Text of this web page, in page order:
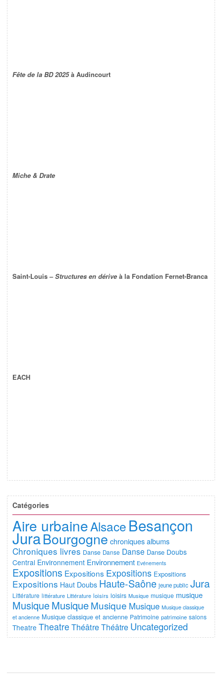
Fête de la BD 2025à Audincourt
Miche & Drate
Saint-Louis –Structures en dérive à la Fondation Fernet-Branca
EACH
Catégories
Aire urbaineAlsace Besançon
JuraBourgogne chroniques albums
Chroniques livres Danse Danse Danse Danse Doubs
Central Environnement Environnement Evénements
Expositions Expositions Expositions Expositions
Expositions Haut Doubs Haute-Saône jeune public Jura
Littérature littérature Littérature loisirs loisirs Musique musique musique
MusiqueMusiqueMusique Musique Musique classique
et ancienne Musique classique et ancienne Patrimoine patrimoine salons
Theatre Theatre ThéâtreThéâtre Uncategorized